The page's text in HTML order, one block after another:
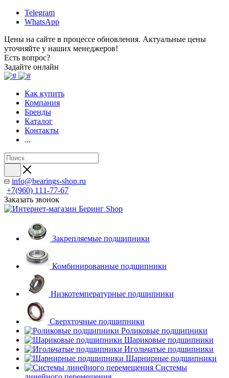
Telegram
WhatsApp
Цены на сайте в процессе обновления. Актуальные цены
уточняйте у наших менеджеров!
Есть вопрос?
Задайте онлайн
Как купить
Компания
Бренды
Каталог
Контакты
...
info@bearings-shop.ru
+7(960) 111-77-67
Заказать звонок
Закрепляемые подшипники
Комбинированные подшипники
Низкотемпературные подшипники
Сверхточные подшипники
Роликовые подшипники
Шариковые подшипники
Игольчатые подшипники
Шарнирные подшипники
Системы